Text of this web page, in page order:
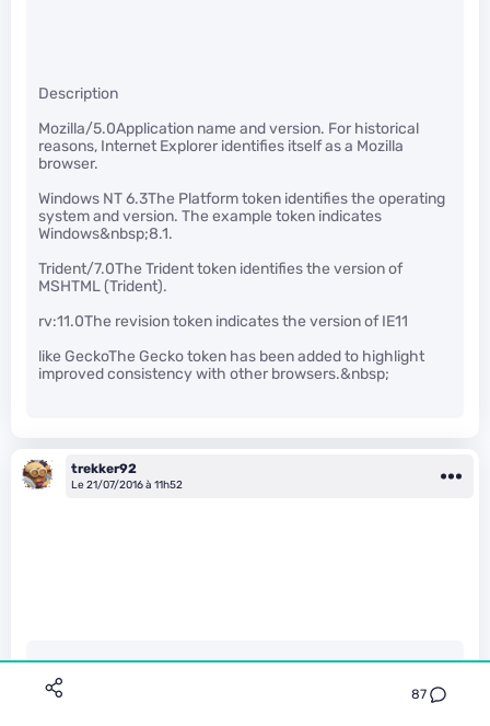
87
Description
Mozilla/5.0Application name and version. For historical
reasons, Internet Explorer identifies itself as a Mozilla
browser.
Windows NT 6.3The Platform token identifies the operating
system and version. The example token indicates
Windows&nbsp;8.1.
Trident/7.0The Trident token identifies the version of
MSHTML (Trident).
rv:11.0The revision token indicates the version of IE11
like GeckoThe Gecko token has been added to highlight
improved consistency with other browsers.&nbsp;
trekker92
Le 21/07/2016 à 11h52
Soriatane a écrit :